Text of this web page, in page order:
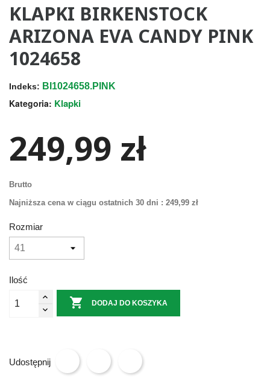
KLAPKI BIRKENSTOCK
ARIZONA EVA CANDY PINK
1024658
Indeks: BI1024658.PINK
Kategoria: Klapki
249,99 zł
Brutto
Najniższa cena w ciągu ostatnich 30 dni : 249,99 zł
Rozmiar
Ilość
 DODAJ DO KOSZYKA
Udostępnij